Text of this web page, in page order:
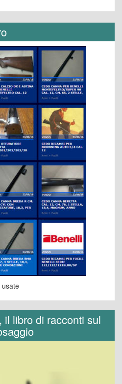
usate
il libro di racconti sul